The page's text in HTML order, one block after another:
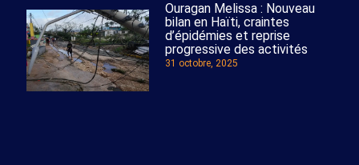
Ouragan Melissa : Nouveau
bilan en Haïti, craintes
d’épidémies et reprise
progressive des activités
31 octobre, 2025